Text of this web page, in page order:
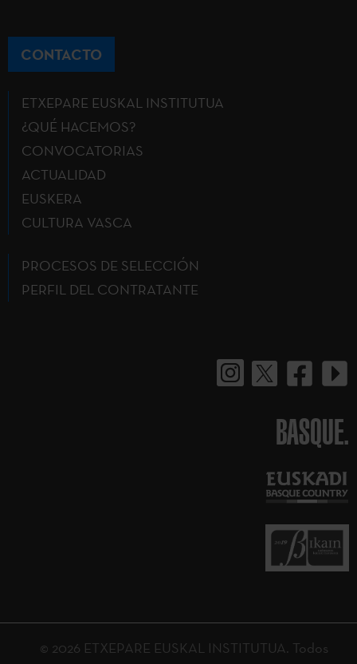
CONTACTO
ETXEPARE EUSKAL INSTITUTUA
¿QUÉ HACEMOS?
CONVOCATORIAS
ACTUALIDAD
EUSKERA
CULTURA VASCA
PROCESOS DE SELECCIÓN
PERFIL DEL CONTRATANTE
BASQUE.
© 2026 ETXEPARE EUSKAL INSTITUTUA. Todos